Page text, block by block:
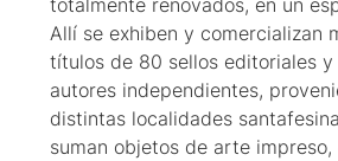
Allí se exhiben y comercializan
títulos de 80 sellos editoriales y
autores independientes,
distintas localidades
suman objetos de arte